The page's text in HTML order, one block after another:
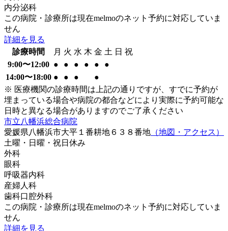
内分泌科
この病院・診療所は現在melmoのネット予約に対応していま
せん
詳細を見る
診療時間
月 火 水 木 金 土 日 祝
9:00〜12:00 ● ● ● ● ●
●
14:00〜18:00 ● ● ●
●
※ 医療機関の診療時間は上記の通りですが、すでに予約が
埋まっている場合や病院の都合などにより実際に予約可能な
日時と異なる場合がありますのでご了承ください
市立八幡浜総合病院
愛媛県八幡浜市大平１番耕地６３８番地 （地図・アクセス）
土曜・日曜・祝日 休み
外科
眼科
呼吸器内科
産婦人科
歯科口腔外科
この病院・診療所は現在melmoのネット予約に対応していま
せん
詳細を見る